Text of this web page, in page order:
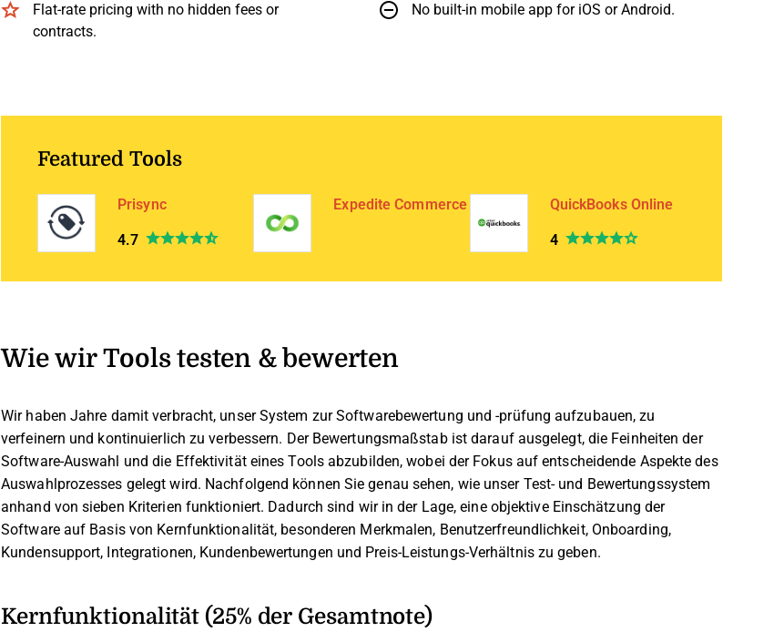
Flat-rate pricing with no hidden fees or
contracts.
No built-in mobile app for iOS or Android.
Featured Tools
Prisync
4.7
Expedite Commerce QuickBooks Online
4
Wie wir Tools testen & bewerten
Wir haben Jahre damit verbracht, unser System zur Softwarebewertung und -prüfung aufzubauen, zu
verfeinern und kontinuierlich zu verbessern. Der Bewertungsmaßstab ist darauf ausgelegt, die Feinheiten der
Software-Auswahl und die Effektivität eines Tools abzubilden, wobei der Fokus auf entscheidende Aspekte des
Auswahlprozesses gelegt wird. Nachfolgend können Sie genau sehen, wie unser Test- und Bewertungssystem
anhand von sieben Kriterien funktioniert. Dadurch sind wir in der Lage, eine objektive Einschätzung der
Software auf Basis von Kernfunktionalität, besonderen Merkmalen, Benutzerfreundlichkeit, Onboarding,
Kundensupport, Integrationen, Kundenbewertungen und Preis-Leistungs-Verhältnis zu geben.
Kernfunktionalität (25% der Gesamtnote)